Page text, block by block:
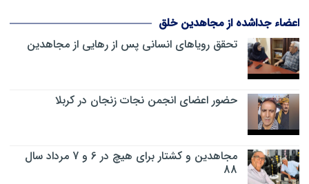
اعضاء جداشده از مجاهدین خلق
تحقق رویاهای انسانی پس از رهایی از مجاهدین
حضور اعضای انجمن نجات زنجان در کربلا
مجاهدین و کشتار برای هیچ در 6 و 7 مرداد سال
88